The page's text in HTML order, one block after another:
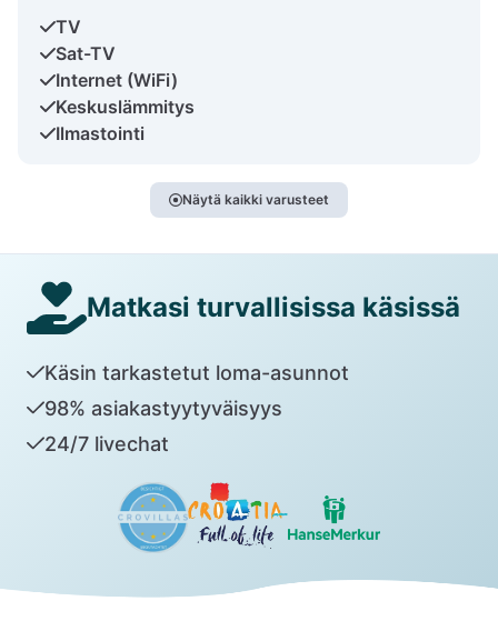
TV
Sat-TV
Internet (WiFi)
Keskuslämmitys
Ilmastointi
Näytä kaikki varusteet
Matkasi turvallisissa käsissä
Käsin tarkastetut loma-asunnot
98% asiakastyytyväisyys
24/7 livechat